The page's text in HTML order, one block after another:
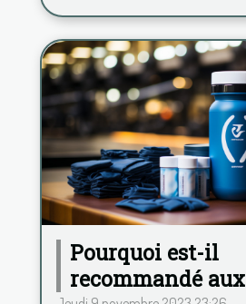
Pourquoi est-il
recommandé